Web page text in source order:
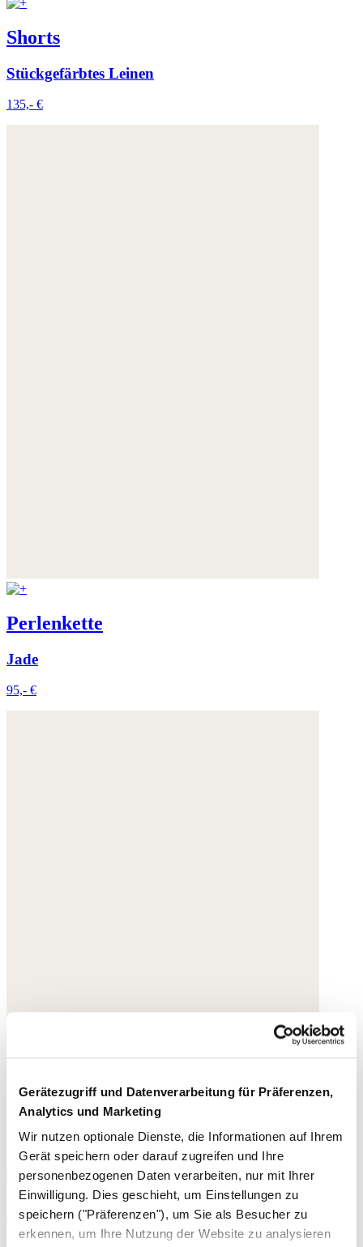
Gerätezugriff und Datenverarbeitung für Präferenzen,
Analytics und Marketing
Wir nutzen optionale Dienste, die Informationen auf Ihrem
Gerät speichern oder darauf zugreifen und Ihre
personenbezogenen Daten verarbeiten, nur mit Ihrer
Einwilligung. Dies geschieht, um Einstellungen zu
speichern ("Präferenzen"), um Sie als Besucher zu
erkennen, um Ihre Nutzung der Website zu analysieren
Shorts
Stückgefärbtes Leinen
135,- €
Perlenkette
Jade
95,- €
Grüne Halskette